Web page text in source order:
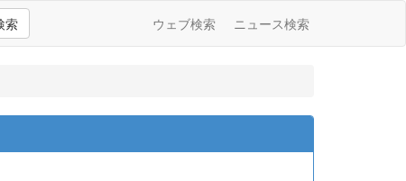
索 ウェブ検索 ニュース検索